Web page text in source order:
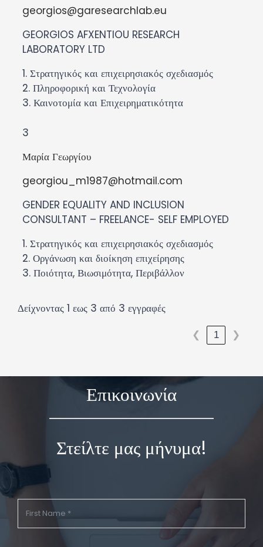
georgios@garesearchlab.eu
GEORGIOS AFXENTIOU RESEARCH
LABORATORY LTD
1. Στρατηγικός και επιχειρησιακός σχεδιασμός
2. Πληροφορική και Τεχνολογία
3. Καινοτομία και Επιχειρηματικότητα
3
Μαρία Γεωργίου
georgiou_m1987@hotmail.com
GENDER EQUALITY AND INCLUSION
CONSULTANT – FREELANCE- SELF EMPLOYED
1. Στρατηγικός και επιχειρησιακός σχεδιασμός
2. Οργάνωση και διοίκηση επιχείρησης
3. Ποιότητα, Βιωσιμότητα, Περιβάλλον
Δείχνοντας 1 εως 3 από 3 εγγραφές
❮ 1 ❯
Επικοινωνία
Στείλτε μας μήνυμα!